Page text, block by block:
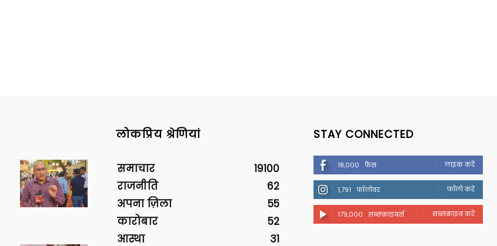
लोकप्रिय श्रेणियां
समाचार
19100
राजनीति
62
अपना ज़िला
55
कारोबार
52
आस्था
31
STAY CONNECTED
18,000 फैंस लाइक करें
1,791 फॉलोवर फॉलो करें
179,000 सब्सक्राइबर्स सब्सक्राइब करें